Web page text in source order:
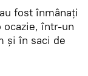
fost înmânaţi
într-un
şi în saci de